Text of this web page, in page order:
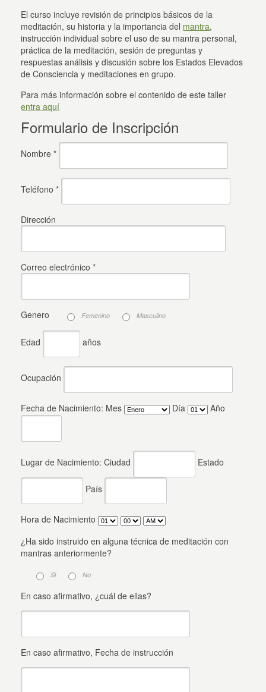
El curso incluye revisión de principios básicos de la
meditación, su historia y la importancia del mantra,
instrucción individual sobre el uso de su mantra personal,
práctica de la meditación, sesión de preguntas y
respuestas análisis y discusión sobre los Estados Elevados
de Consciencia y meditaciones en grupo.
Para más información sobre el contenido de este taller
entra aquí
Formulario de Inscripción
Nombre *
Teléfono *
Dirección
Correo electrónico *
Genero Femenino Masculino
Edad años
Ocupación
Fecha de Nacimiento: Mes Día Año
Lugar de Nacimiento: Ciudad Estado
País
Hora de Nacimiento
¿Ha sido instruido en alguna técnica de meditación con
mantras anteriormente?
Si No
En caso afirmativo, ¿cuál de ellas?
En caso afirmativo, Fecha de instrucción